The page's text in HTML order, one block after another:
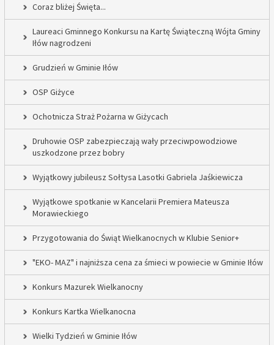
Coraz bliżej Święta...
Laureaci Gminnego Konkursu na Kartę Świąteczną Wójta Gminy
Iłów nagrodzeni
Grudzień w Gminie Iłów
OSP Giżyce
Ochotnicza Straż Pożarna w Giżycach
Druhowie OSP zabezpieczają wały przeciwpowodziowe
uszkodzone przez bobry
Wyjątkowy jubileusz Sołtysa Lasotki Gabriela Jaśkiewicza
Wyjątkowe spotkanie w Kancelarii Premiera Mateusza
Morawieckiego
Przygotowania do Świąt Wielkanocnych w Klubie Senior+
"EKO- MAZ" i najniższa cena za śmieci w powiecie w Gminie Iłów
Konkurs Mazurek Wielkanocny
Konkurs Kartka Wielkanocna
Wielki Tydzień w Gminie Iłów